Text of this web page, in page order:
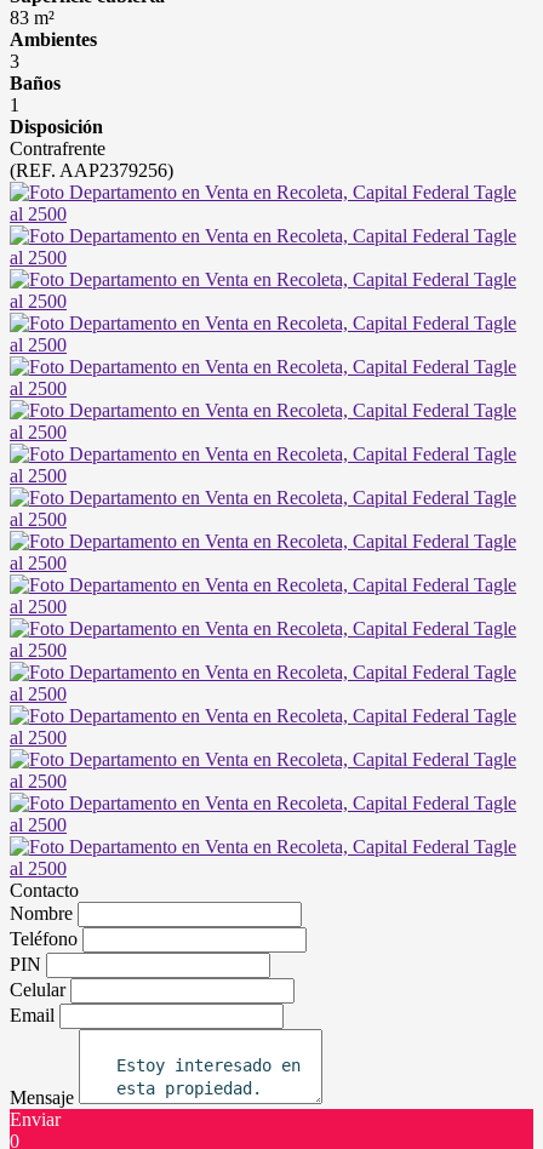
83 m²
Ambientes
3
Baños
1
Disposición
Contrafrente
(REF. AAP2379256)
Contacto
Nombre
Teléfono
PIN
Celular
Email
Mensaje
Enviar
0